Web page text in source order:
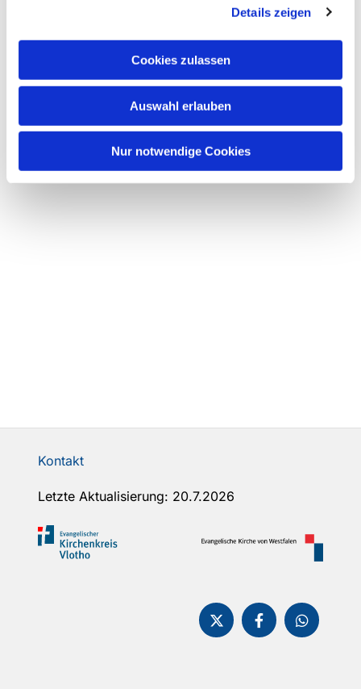
Details zeigen
Cookies zulassen
Auswahl erlauben
Nur notwendige Cookies
Kontakt
Letzte Aktualisierung: 20.7.2026